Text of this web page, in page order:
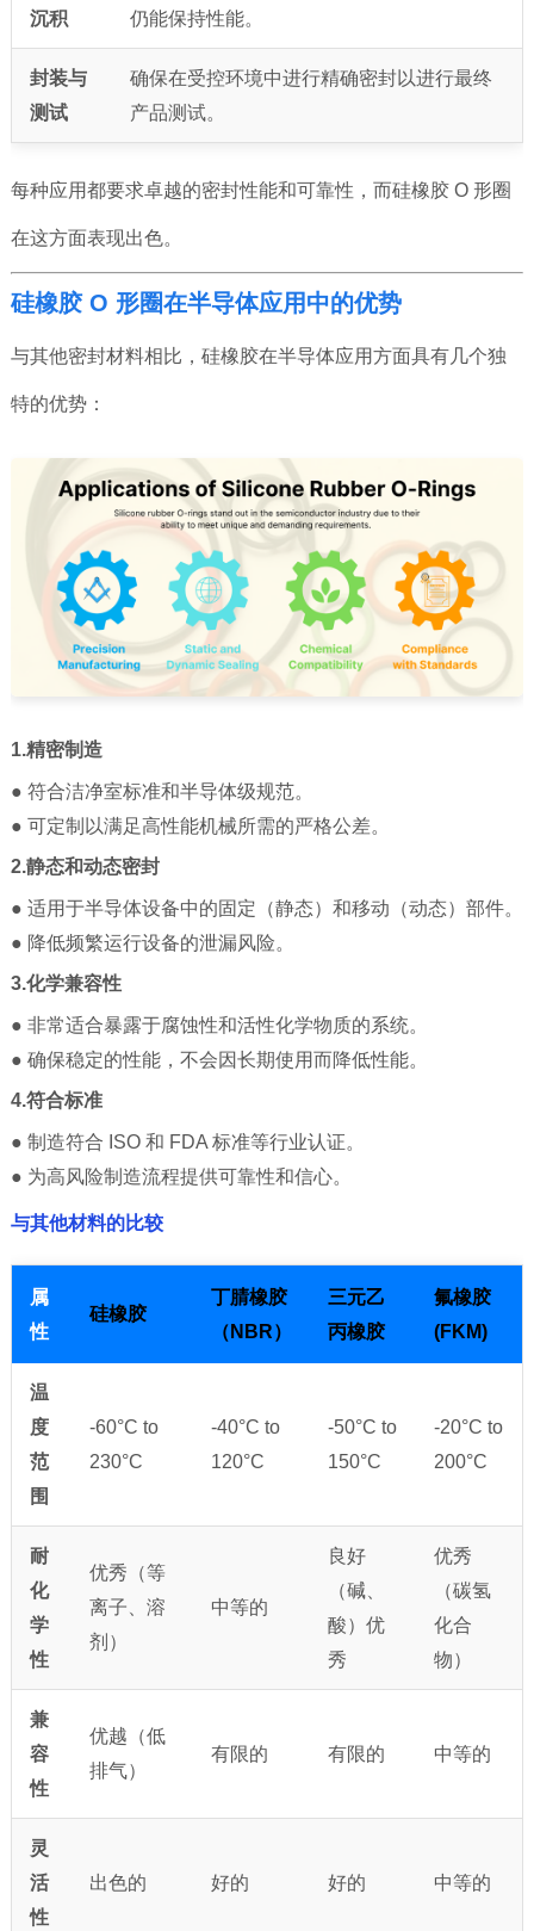
沉积 仍能保持性能。
封装与
测试
确保在受控环境中进行精确密封以进行最终
产品测试。
每种应用都要求卓越的密封性能和可靠性，而硅橡胶 O 形圈
在这方面表现出色。
硅橡胶 O 形圈在半导体应用中的优势
与其他密封材料相比，硅橡胶在半导体应用方面具有几个独
特的优势：
1.精密制造
● 符合洁净室标准和半导体级规范。
● 可定制以满足高性能机械所需的严格公差。
2.静态和动态密封
● 适用于半导体设备中的固定（静态）和移动（动态）部件。
● 降低频繁运行设备的泄漏风险。
3.化学兼容性
● 非常适合暴露于腐蚀性和活性化学物质的系统。
● 确保稳定的性能，不会因长期使用而降低性能。
4.符合标准
● 制造符合 ISO 和 FDA 标准等行业认证。
● 为高风险制造流程提供可靠性和信心。
与其他材料的比较
属
性
硅橡胶
丁腈橡胶
（NBR）
三元乙
丙橡胶
氟橡胶
(FKM)
温
度
范
围
-60°C to
230°C
-40°C to
120°C
-50°C to
150°C
-20°C to
200°C
耐
化
学
性
优秀（等
离子、溶
剂）
中等的
良好
（碱、
酸）优
秀
优秀
（碳氢
化合
物）
兼
容
性
优越（低
排气）
有限的 有限的 中等的
灵
活
性
出色的 好的 好的 中等的